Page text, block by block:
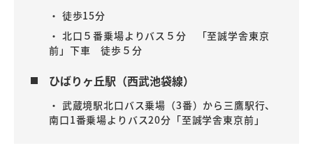
・ 徒歩15分
・ 北口５番乗場よりバス５分 「至誠学舎東京
前」下車 徒歩５分
ひばりヶ丘駅（西武池袋線）
・ 武蔵境駅北口バス乗場（3番）から三鷹駅行、
南口1番乗場よりバス20分「至誠学舎東京前」